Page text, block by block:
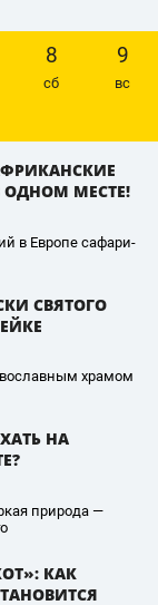
8
сб
9
вс
ОДНОМ МЕСТЕ!
в Европе сафари-
СВЯТОГО
храмом
НА
природа —
КАК